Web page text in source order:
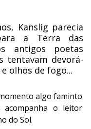
Kanslig parecia
a Terra das
antigos poetas
tentavam devorá-
olhos de fogo...
algo faminto
o leitor
do Sol.